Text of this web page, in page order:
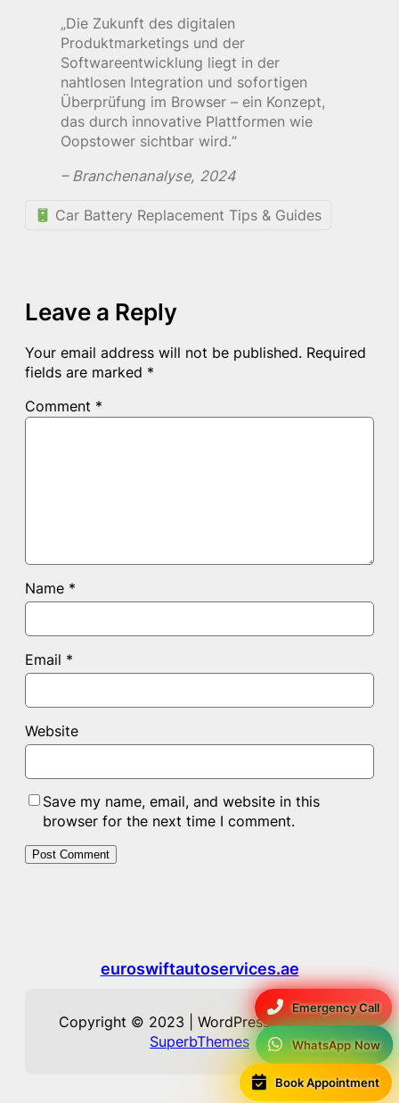
Emergency Call
WhatsApp Now
Book Appointment
„Die Zukunft des digitalen
Produktmarketings und der
Softwareentwicklung liegt in der
nahtlosen Integration und sofortigen
Überprüfung im Browser – ein Konzept,
das durch innovative Plattformen wie
Oopstower sichtbar wird.“
– Branchenanalyse, 2024
Car Battery Replacement Tips & Guides
Leave a Reply
Your email address will not be published. Required
fields are marked *
Comment *
Name *
Email *
Website
Save my name, email, and website in this
browser for the next time I comment.
euroswiftautoservices.ae
Copyright © 2023 | WordPress Theme by
SuperbThemes